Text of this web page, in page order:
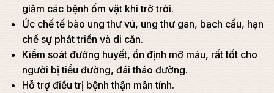
giảm các bệnh ốm vặt khi trở trời.
Ức chế tế bào ung thư vú, ung thư gan, bạch cầu, hạn
chế sự phát triển và di căn.
Kiểm soát đường huyết, ổn định mỡ máu, rất tốt cho
người bị tiểu đường, đái tháo đường.
Hỗ trợ điều trị bệnh thận mãn tính.